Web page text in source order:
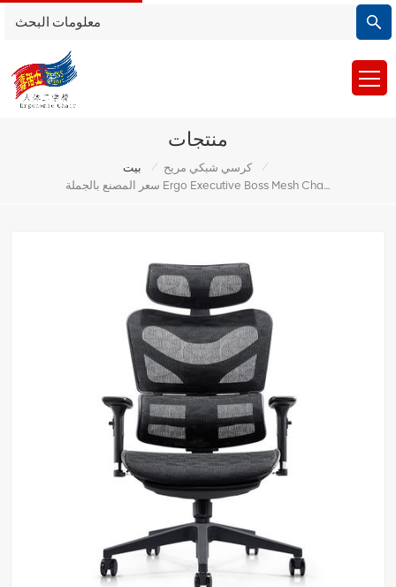
منتجات
بيت / كرسي شبكي مريح
/
سعر المصنع بالجملة Ergo Executive Boss Mesh Chair مكتب الرئاسة مع مسند للقدمين